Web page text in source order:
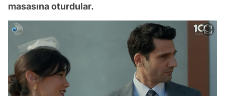
masasına oturdular.